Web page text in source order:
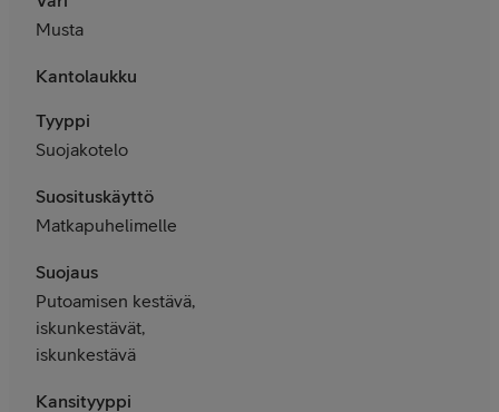
Musta
Kantolaukku
Tyyppi
Suojakotelo
Suosituskäyttö
Matkapuhelimelle
Suojaus
Putoamisen kestävä,
iskunkestävät,
iskunkestävä
Kansityyppi